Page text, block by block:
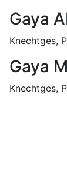
Gaya
Knechtges,
Gaya
Knechtges,